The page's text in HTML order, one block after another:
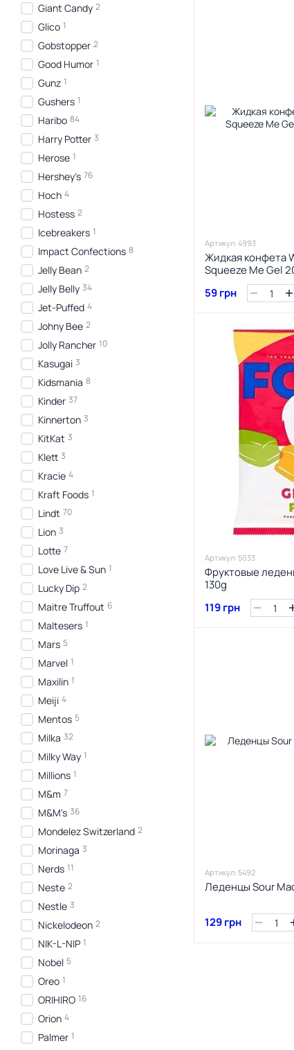
Артикул: 4993
Жидкая конфета
Squeeze Me Gel
59 грн
Артикул: 5033
Фруктовые
130g
119 грн
Артикул: 5492
Леденцы Sour
129 грн
Giant Candy 2
Glico 1
Gobstopper 2
Good Humor 1
Gunz 1
Gushers 1
Haribo 84
Harry Potter 3
Herose 1
Hershey's 76
Hoch 4
Hostess 2
Icebreakers 1
Impact Confections 8
Jelly Bean 2
Jelly Belly 34
Jet-Puffed 4
Johny Bee 2
Jolly Rancher 10
Kasugai 3
Kidsmania 8
Kinder 37
Kinnerton 3
KitKat 3
Klett 3
Kracie 4
Kraft Foods 1
Lindt 70
Lion 3
Lotte 7
Love Live & Sun 1
Lucky Dip 2
Maitre Truffout 6
Maltesers 1
Mars 5
Marvel 1
Maxilin 1
Meiji 4
Mentos 5
Milka 32
Milky Way 1
Millions 1
M&m 7
M&M's 36
Mondelez Switzerland 2
Morinaga 3
Nerds 11
Neste 2
Nestle 3
Nickelodeon 2
NIK-L-NIP 1
Nobel 5
Oreo 1
ORIHIRO 16
Orion 4
Palmer 1